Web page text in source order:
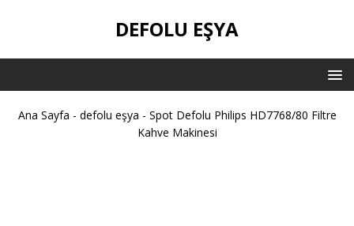
DEFOLU EŞYA
Ana Sayfa - defolu eşya - Spot Defolu Philips HD7768/80 Filtre
Kahve Makinesi